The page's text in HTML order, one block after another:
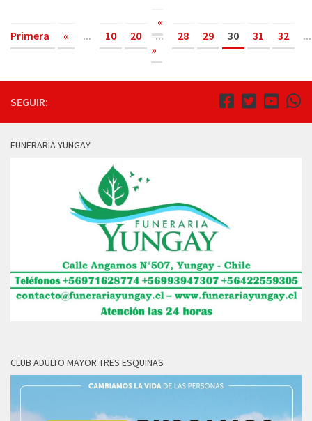
«
Primera
« ... 10 20 ... 28 29 30 31 32
...
»
SEGUIR:
FUNERARIA YUNGAY
CLUB ADULTO MAYOR TRES ESQUINAS